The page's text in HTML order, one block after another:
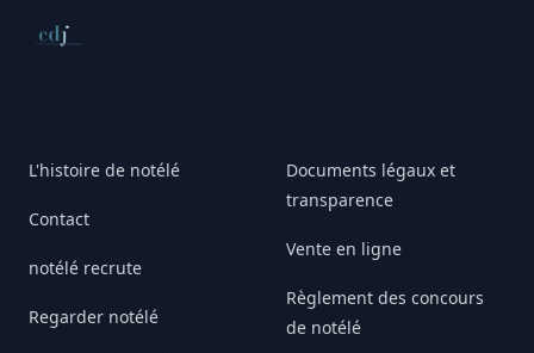
Conseil de déontologie journalistique
L'histoire de notélé
Contact
notélé recrute
Regarder notélé
Documents légaux et
transparence
Vente en ligne
Règlement des concours
de notélé